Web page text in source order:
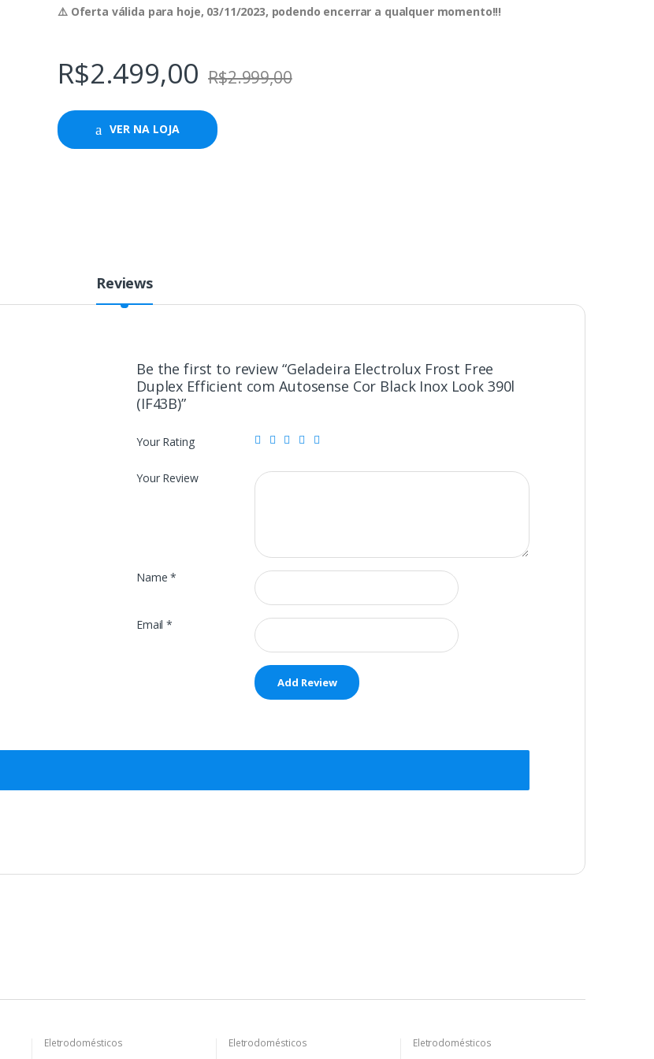
⚠️ Oferta válida para hoje, 03/11/2023, podendo encerrar a qualquer momento!!!
R$2.499,00 R$2.999,00
VER NA LOJA
Reviews
Be the first to review “Geladeira Electrolux Frost Free
Duplex Efficient com Autosense Cor Black Inox Look 390l
(IF43B)”
Your Rating
Your Review
Name*
Email*
Eletrodomésticos Eletrodomésticos Eletrodomésticos